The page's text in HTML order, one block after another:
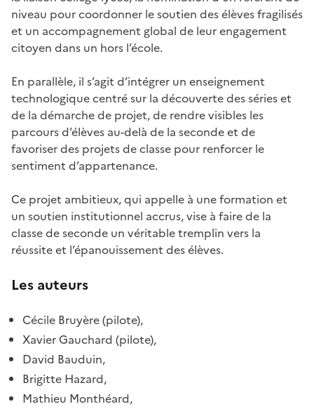
niveau pour coordonner le soutien des élèves fragilisés
et un accompagnement global de leur engagement
citoyen dans un hors l’école.
En parallèle, il s’agit d’intégrer un enseignement
technologique centré sur la découverte des séries et
de la démarche de projet, de rendre visibles les
parcours d’élèves au-delà de la seconde et de
favoriser des projets de classe pour renforcer le
sentiment d’appartenance.
Ce projet ambitieux, qui appelle à une formation et
un soutien institutionnel accrus, vise à faire de la
classe de seconde un véritable tremplin vers la
réussite et l’épanouissement des élèves.
Les auteurs
Cécile Bruyère (pilote),
XavierGauchard (pilote),
David Bauduin,
Brigitte Hazard,
Mathieu Monthéard,